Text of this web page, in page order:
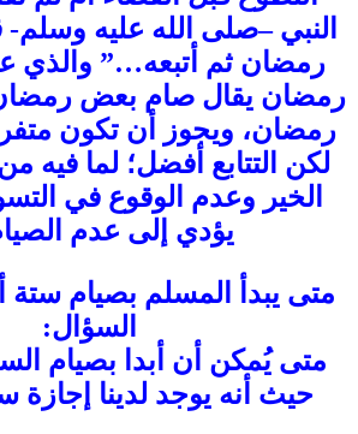
النبي –صلى الله عليه
رمضان ثم أتبعه…” والذي
رمضان يقال صام بعض
رمضان، ويجوز أن تكون
لكن التتابع أفضل؛ لما فيه
الخير وعدم الوقوع في
يؤدي إلى عدم
متى يبدأ المسلم بصيام
السؤال:
متى يُمكن أن أبدا بصيام
حيث أنه يوجد لدينا إجازة